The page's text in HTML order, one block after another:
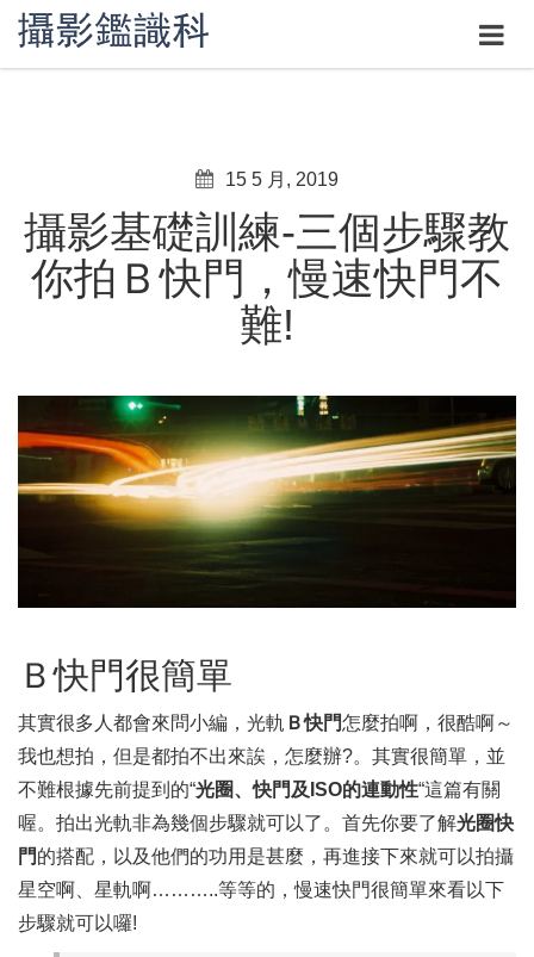
15 5 月, 2019
攝影基礎訓練-三個步驟教
你拍Ｂ快門，慢速快門不
難!
Ｂ快門很簡單
其實很多人都會來問小編，光軌 Ｂ快門怎麼拍啊，很酷啊～
我也想拍，但是都拍不出來誒，怎麼辦?。其實很簡單，並
不難根據先前提到的“光圈、快門及ISO的連動性“這篇有關
喔。拍出光軌非為幾個步驟就可以了。首先你要了解光圈快
門的搭配，以及他們的功用是甚麼，再進接下來就可以拍攝
星空啊、星軌啊………..等等的，慢速快門很簡單來看以下
步驟就可以囉!